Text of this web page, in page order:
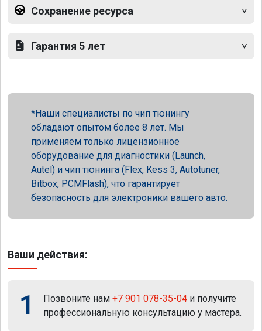
Сохранение ресурса
Гарантия 5 лет
Наши специалисты по чип тюнингу
обладают опытом более 8 лет. Мы
применяем только лицензионное
оборудование для диагностики (Launch,
Autel) и чип тюнинга (Flex, Kess 3, Autotuner,
Bitbox, PCMFlash), что гарантирует
безопасность для электроники вашего авто.
Ваши действия:
1 Позвоните нам +7 901 078-35-04 и получите
профессиональную консультацию у мастера.